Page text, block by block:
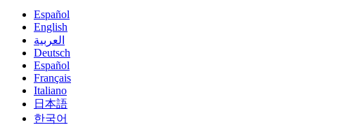
Español
English
العربية
Deutsch
Español
Français
Italiano
日本語
한국어